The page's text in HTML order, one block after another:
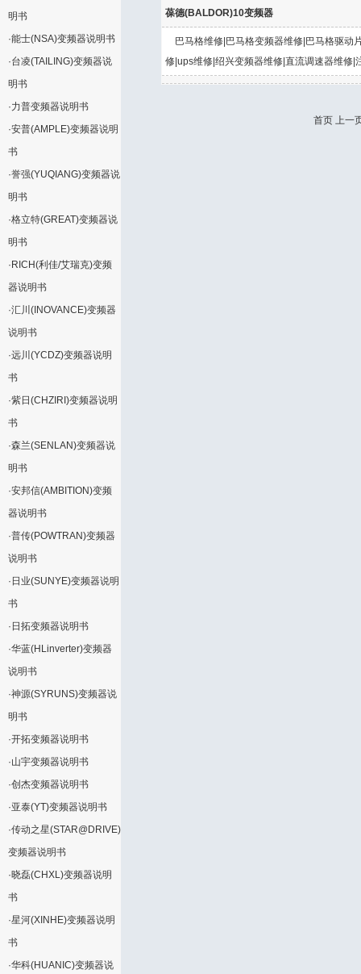
明书
·能士(NSA)变频器说明书
·台凌(TAILING)变频器说
明书
·力普变频器说明书
·安普(AMPLE)变频器说明
书
·誉强(YUQIANG)变频器说
明书
·格立特(GREAT)变频器说
明书
· RICH(利佳/艾瑞克)变频
器说明书
·汇川(INOVANCE)变频器
说明书
·远川(YCDZ)变频器说明
书
·紫日(CHZIRI)变频器说明
书
·森兰(SENLAN)变频器说
明书
·安邦信(AMBITION)变频
器说明书
·普传(POWTRAN)变频器
说明书
· 日业(SUNYE)变频器说明
书
· 日拓变频器说明书
·华蓝(HLinverter)变频器
说明书
·神源(SYRUNS)变频器说
明书
·开拓变频器说明书
·山宇变频器说明书
·创杰变频器说明书
·亚泰(YT)变频器说明书
·传动之星(STAR@DRIVE)
变频器说明书
·晓磊(CHXL)变频器说明
书
·星河(XINHE)变频器说明
书
·华科(HUANIC)变频器说
葆德(BALDOR)10变频器
巴马格维修|巴马格变频器维修|巴马格驱动
修|ups维修|绍兴变频器维修|直流调速器维修|
首页 上一